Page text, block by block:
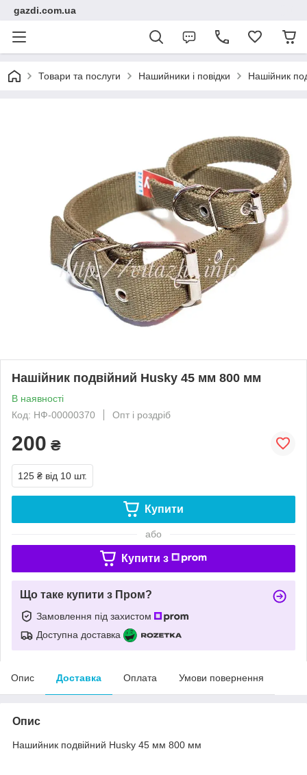
gazdi.com.ua
Товари та послуги Нашийники і повідки Нашійник
Нашійник подвійний Husky 45 мм 800 мм
В наявності
Код: НФ-00000370
Опт і роздріб
200 ₴
125 ₴ від 10 шт.
Купити
або
Купити з
Що таке купити з Пром?
Замовлення під захистом
Доступна доставка
Опис Доставка Оплата Умови повернення
Опис
Нашийник подвійний Husky 45 мм 800 мм